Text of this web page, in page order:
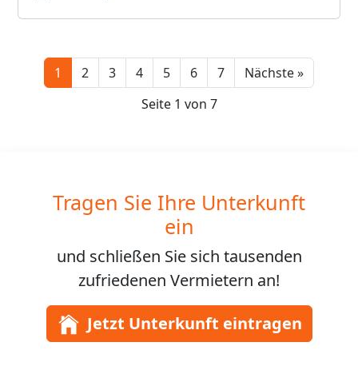
1 2 3 4 5 6 7 Nächste »Next
Seite 1 von 7
Tragen Sie Ihre Unterkunft
ein
und schließen Sie sich tausenden
zufriedenen Vermietern an!
Jetzt Unterkunft eintragen